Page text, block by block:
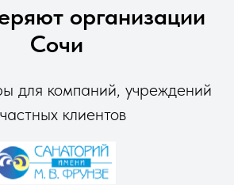
организации
Сочи
для компаний, учреждений
клиентов